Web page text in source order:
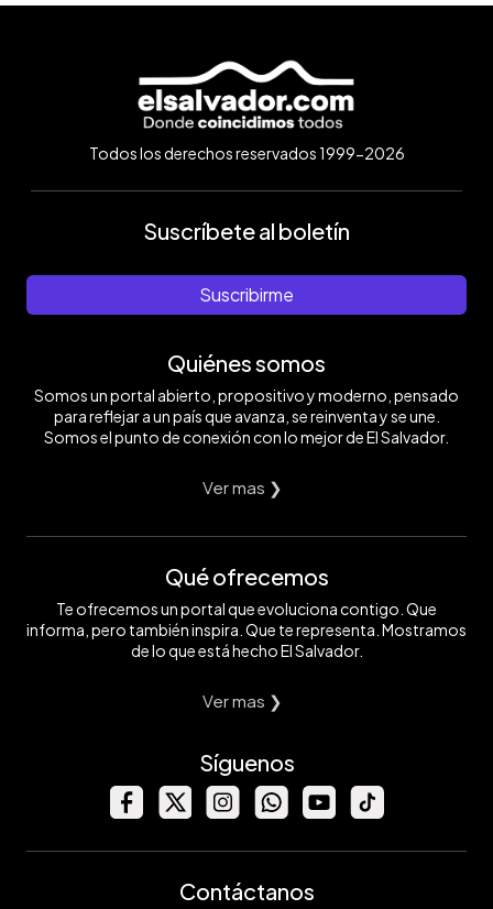
Todos los derechos reservados 1999-2026
Suscríbete al boletín
Suscribirme
Quiénes somos
Somos un portal abierto, propositivo y moderno, pensado
para reflejar a un país que avanza, se reinventa y se une.
Somos el punto de conexión con lo mejor de El Salvador.
Ver mas ❯
Qué ofrecemos
Te ofrecemos un portal que evoluciona contigo. Que
informa, pero también inspira. Que te representa. Mostramos
de lo que está hecho El Salvador.
Ver mas ❯
Síguenos
Contáctanos